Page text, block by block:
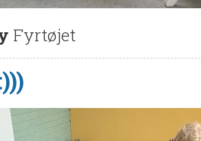
Fyrtøjet